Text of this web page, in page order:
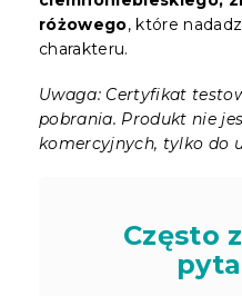
różowego, które
charakteru.
Uwaga: Certyfikat
pobrania. Produkt nie
komercyjnych, tylko do
Często